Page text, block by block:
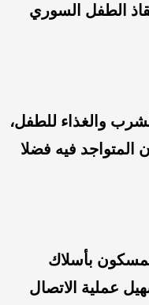
الطفل السوري
والغذاء للطفل،
المتواجد فيه فضلا
بأسلاك
عملية الاتصال